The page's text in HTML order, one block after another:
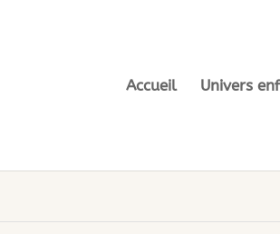
Accueil Univers